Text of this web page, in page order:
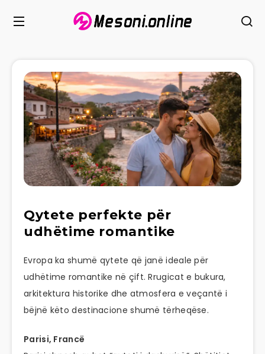
Qytete perfekte për
udhëtime romantike
Evropa ka shumë qytete që janë ideale për
udhëtime romantike në çift. Rrugicat e bukura,
arkitektura historike dhe atmosfera e veçantë i
bëjnë këto destinacione shumë tërheqëse.
Parisi, Francë